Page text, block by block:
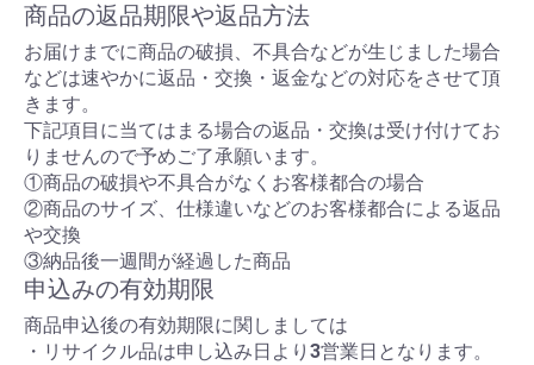
商品の返品期限や返品方法
お届けまでに商品の破損、不具合などが生じました場合
などは速やかに返品・交換・返金などの対応をさせて頂
きます。
下記項目に当てはまる場合の返品・交換は受け付けてお
りませんので予めご了承願います。
①商品の破損や不具合がなくお客様都合の場合
②商品のサイズ、仕様違いなどのお客様都合による返品
や交換
③納品後一週間が経過した商品
申込みの有効期限
商品申込後の有効期限に関しましては
・リサイクル品は申し込み日より3営業日となります。